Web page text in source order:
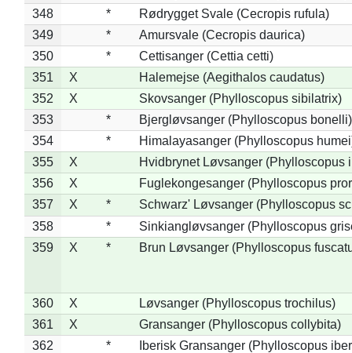
348
*
Rødrygget Svale (Cecropis rufula)
349
*
Amursvale (Cecropis daurica)
350
*
Cettisanger (Cettia cetti)
351
X
Halemejse (Aegithalos caudatus)
352
X
Skovsanger (Phylloscopus sibilatrix)
353
*
Bjergløvsanger (Phylloscopus bonelli)
354
*
Himalayasanger (Phylloscopus
355
X
Hvidbrynet Løvsanger (Phylloscopus
356
X
Fuglekongesanger (Phylloscopus
357
X *
Schwarz' Løvsanger (Phylloscopus
358
*
Sinkiangløvsanger (Phylloscopus
359
X * Brun Løvsanger (Phylloscopus
360 X
Løvsanger (Phylloscopus trochilus)
361
X
Gransanger (Phylloscopus collybita)
362
*
Iberisk Gransanger (Phylloscopus